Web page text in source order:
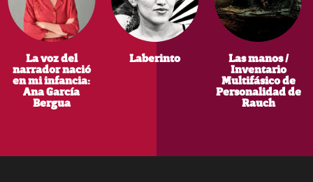
La voz del
narrador nació
en mi infancia:
Ana García
Bergua
Laberinto
Las manos /
Inventario
Multifásico de
Personalidad de
Rauch